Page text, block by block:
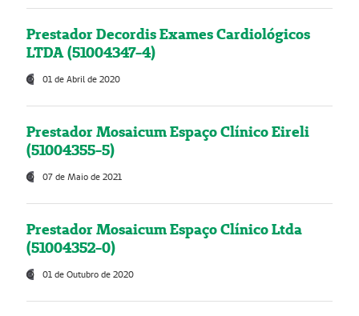
Prestador Decordis Exames Cardiológicos
LTDA (51004347-4)
01 de Abril de 2020
Prestador Mosaicum Espaço Clínico Eireli
(51004355-5)
07 de Maio de 2021
Prestador Mosaicum Espaço Clínico Ltda
(51004352-0)
01 de Outubro de 2020